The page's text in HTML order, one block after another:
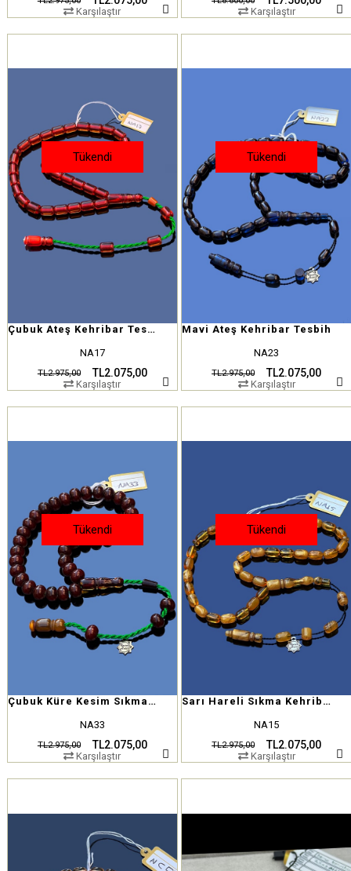
Karşılaştır Karşılaştır
Tükendi
Çubuk Ateş Kehribar Tesbih
NA17
TL2.075,00
TL2.975,00
Karşılaştır
Tükendi
Mavi Ateş Kehribar Tesbih
NA23
TL2.075,00
TL2.975,00
Karşılaştır
Tükendi
Çubuk Küre Kesim Sıkma Kehribar
NA33
TL2.075,00
TL2.975,00
Karşılaştır
Tükendi
Sarı Hareli Sıkma Kehribar
NA15
TL2.075,00
TL2.975,00
Karşılaştır